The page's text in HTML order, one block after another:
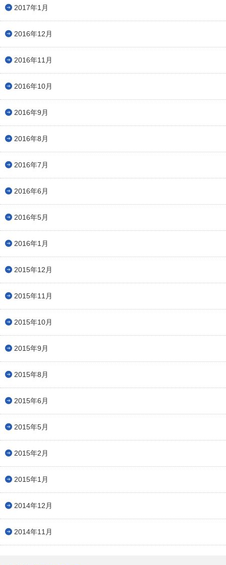
2017年1月
2016年12月
2016年11月
2016年10月
2016年9月
2016年8月
2016年7月
2016年6月
2016年5月
2016年1月
2015年12月
2015年11月
2015年10月
2015年9月
2015年8月
2015年6月
2015年5月
2015年2月
2015年1月
2014年12月
2014年11月